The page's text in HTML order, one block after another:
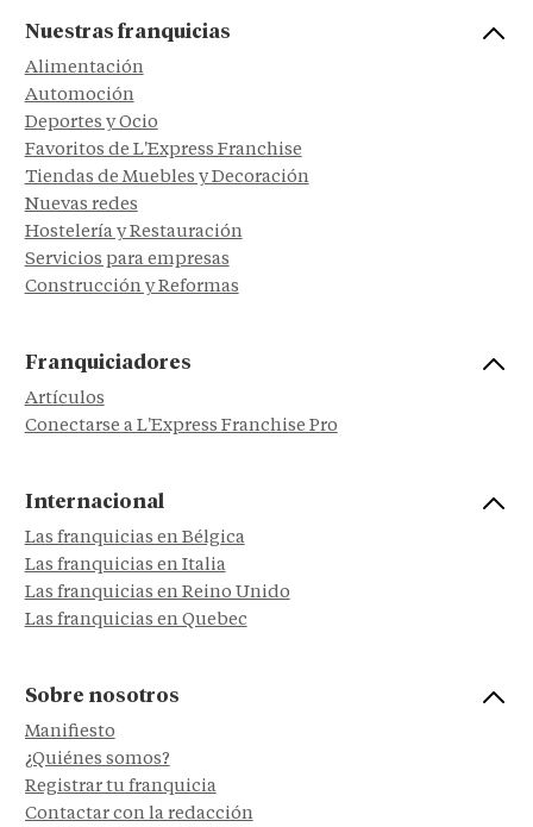
Nuestras franquicias
Alimentación
Automoción
Deportes y Ocio
Favoritos de L'Express Franchise
Tiendas de Muebles y Decoración
Nuevas redes
Hostelería y Restauración
Servicios para empresas
Construcción y Reformas
Franquiciadores
Artículos
Conectarse a L'Express Franchise Pro
Internacional
Las franquicias en Bélgica
Las franquicias en Italia
Las franquicias en Reino Unido
Las franquicias en Quebec
Sobre nosotros
Manifiesto
¿Quiénes somos?
Registrar tu franquicia
Contactar con la redacción